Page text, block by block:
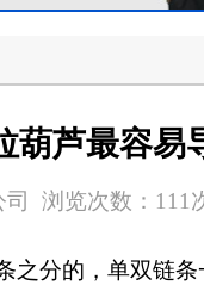
葫芦最容易
浏览次数：111
之分的，单双链